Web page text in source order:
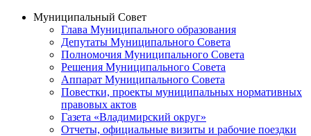
Муниципальный Совет
Глава Муниципального образования
Депутаты Муниципального Совета
Полномочия Муниципального Совета
Решения Муниципального Совета
Аппарат Муниципального Совета
Повестки, проекты муниципальных нормативных
правовых актов
Газета «Владимирский округ»
Отчеты, официальные визиты и рабочие поездки